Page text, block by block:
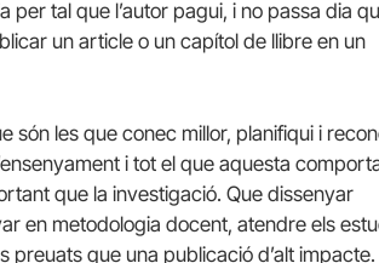
tal que l’autor pagui, i no passa dia
un article o un capítol de llibre en un
són les que conec millor, planifiqui i
i tot el que aquesta
que la investigació. Que dissenyar
en metodologia docent, atendre els
que una publicació d’alt impacte.